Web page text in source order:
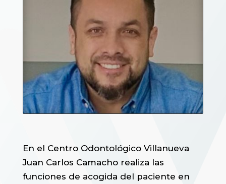
En el Centro Odontológico Villanueva
Juan Carlos Camacho realiza las
funciones de acogida del paciente en